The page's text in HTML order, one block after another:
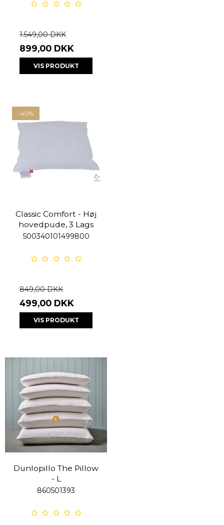
1.549,00 DKK
899,00 DKK
VIS PRODUKT
-40%
Classic Comfort - Høj
hovedpude, 3 Lags
500340101499800
849,00 DKK
499,00 DKK
VIS PRODUKT
Dunlopillo The Pillow
- L
860501393